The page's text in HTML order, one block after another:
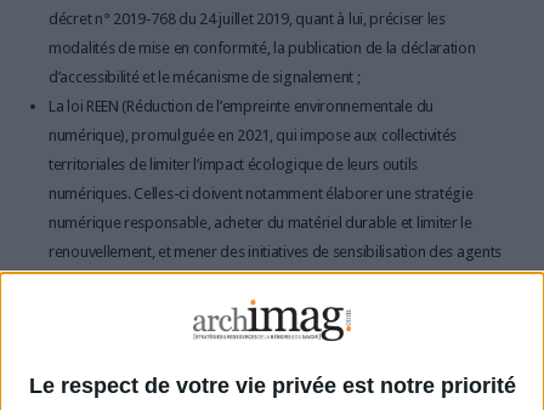
Le respect de votre vie privée est notre priorité
décret n° 2019-768 du 24 juillet 2019, quant à lui, préciser les
modalités de mise en conformité, la publication de la déclaration
d’accessibilité et le mécanisme de signalement ;
La loi REEN (Réduction de l’empreinte environnementale du
numérique), promulguée en 2021, qui impose aux collectivités
territoriales de limiter l’impact écologique de leurs outils
numériques. Celles-ci doivent notamment élaborer une stratégie
numérique responsable, acheter du matériel durable et limiter le
renouvellement, et mener des initiatives de sensibilisation des agents
La loi visant à sécuriser et réguler l’espace numérique de 2024, qui
renforce la cybersécurité et vise à aligner la réglementation
de transfert de données et de sécurité des services numériques